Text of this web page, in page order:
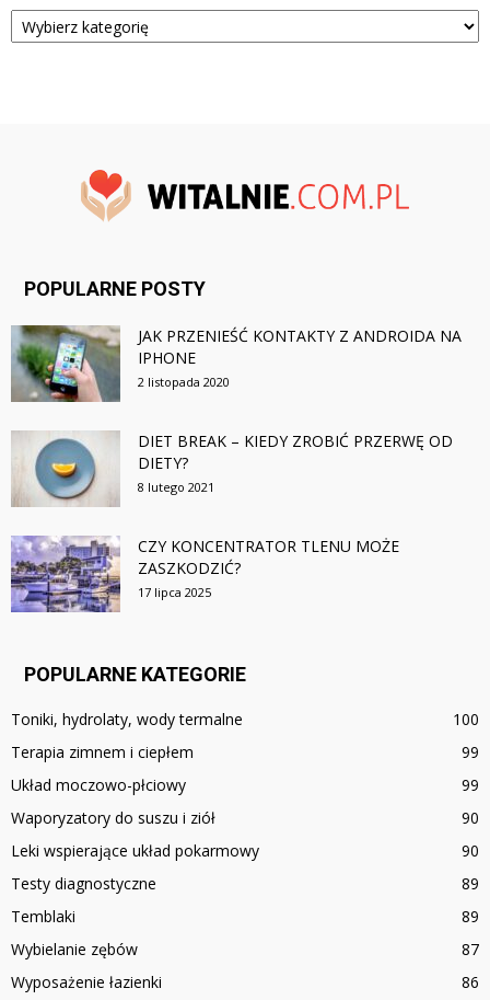
Kategorie
POPULARNE POSTY
JAK PRZENIEŚĆ KONTAKTY Z ANDROIDA NA
IPHONE
2 listopada 2020
DIET BREAK – KIEDY ZROBIĆ PRZERWĘ OD
DIETY?
8 lutego 2021
CZY KONCENTRATOR TLENU MOŻE
ZASZKODZIĆ?
17 lipca 2025
POPULARNE KATEGORIE
Toniki, hydrolaty, wody termalne
100
Terapia zimnem i ciepłem
99
Układ moczowo-płciowy
99
Waporyzatory do suszu i ziół
90
Leki wspierające układ pokarmowy
90
Testy diagnostyczne
89
Temblaki
89
Wybielanie zębów
87
Wyposażenie łazienki
86